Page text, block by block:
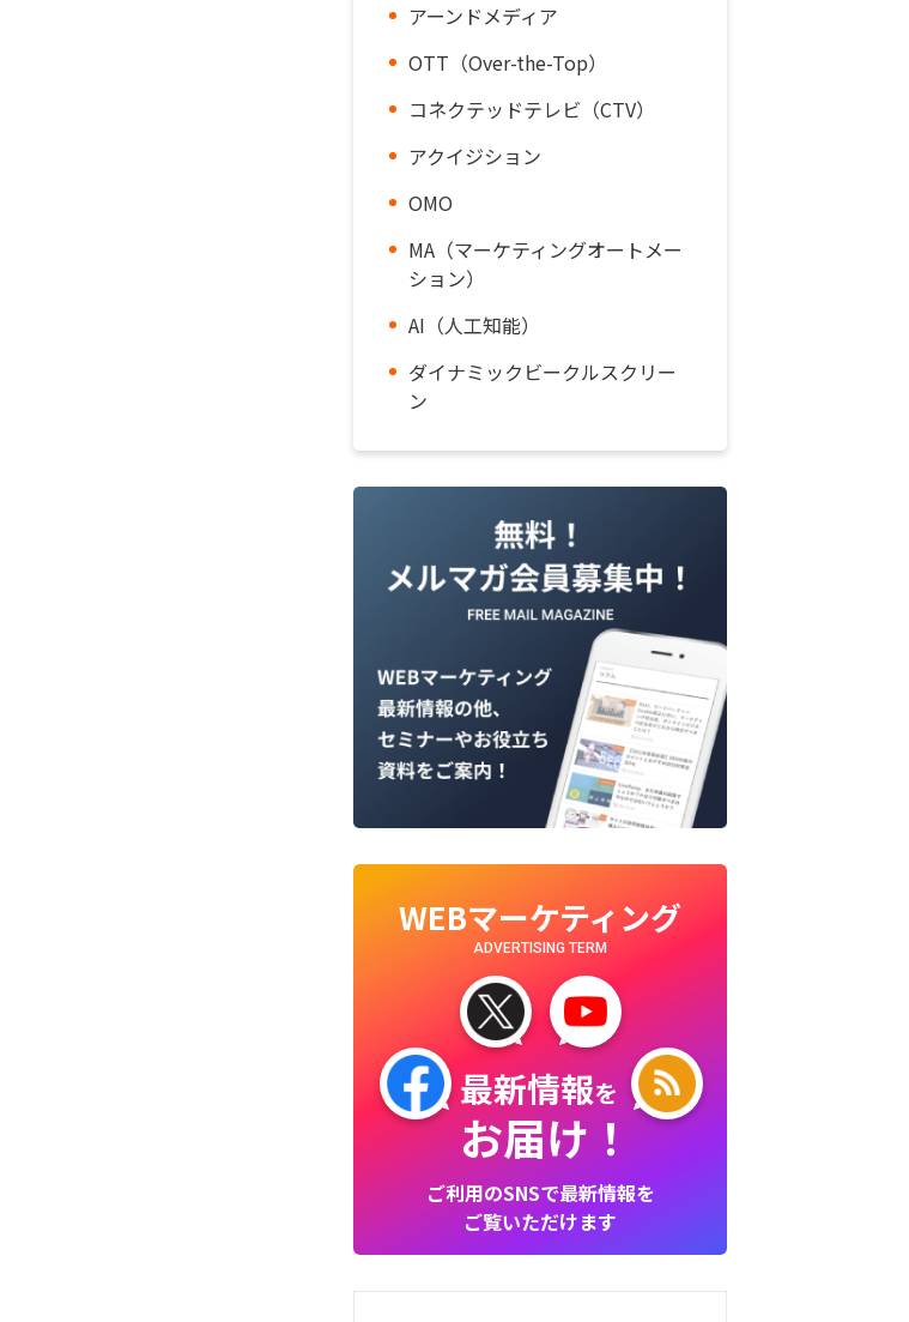
アーンドメディア
OTT（Over-the-Top）
コネクテッドテレビ（CTV）
アクイジション
OMO
MA（マーケティングオートメー
ション）
AI（人工知能）
ダイナミックビークルスクリー
ン
WEBマーケティング
ADVERTISING TERM
最新情報を
お届け！
ご利用のSNSで最新情報を
ご覧いただけます